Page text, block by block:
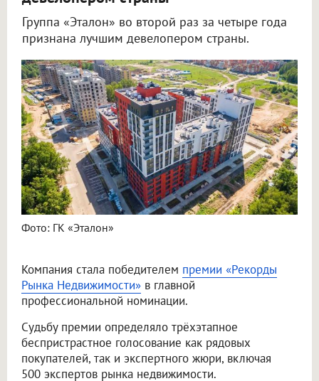
Группа «Эталон» во второй раз за четыре года
признана лучшим девелопером страны.
Фото: ГК «Эталон»
Компания стала победителем премии «Рекорды
Рынка Недвижимости» в главной
профессиональной номинации.
Судьбу премии определяло трёхэтапное
беспристрастное голосование как рядовых
покупателей, так и экспертного жюри, включая
500 экспертов рынка недвижимости.